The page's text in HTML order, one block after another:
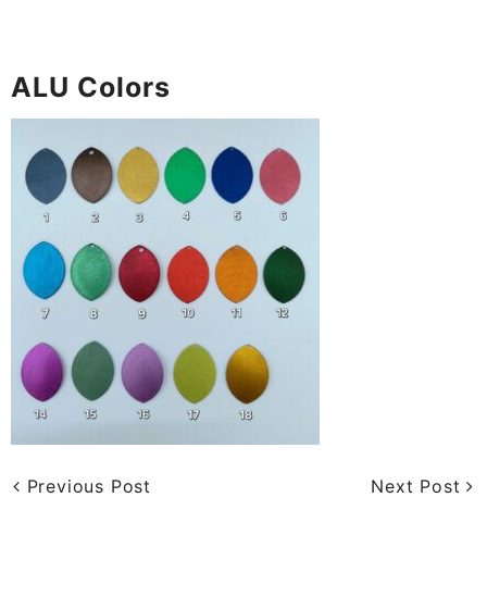
ALU Colors
Previous Post Next Post